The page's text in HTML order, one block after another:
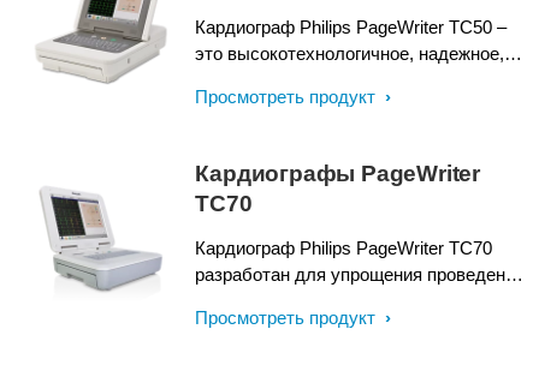
Кардиограф Philips PageWriter TC50 –
это высокотехнологичное, надежное,
решение для проведения ЭКГ. TC50
пациентам больше времени.
Просмотреть продукт
Кардиографы PageWriter
TC70
Кардиограф Philips PageWriter TC70
разработан для упрощения проведения
рабочего процесса. Он позволяет
Просмотреть продукт